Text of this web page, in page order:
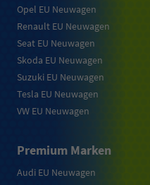
Opel EU Neuwagen
Renault EU Neuwagen
Seat EU Neuwagen
Skoda EU Neuwagen
Suzuki EU Neuwagen
Tesla EU Neuwagen
VW EU Neuwagen
Premium Marken
Audi EU Neuwagen